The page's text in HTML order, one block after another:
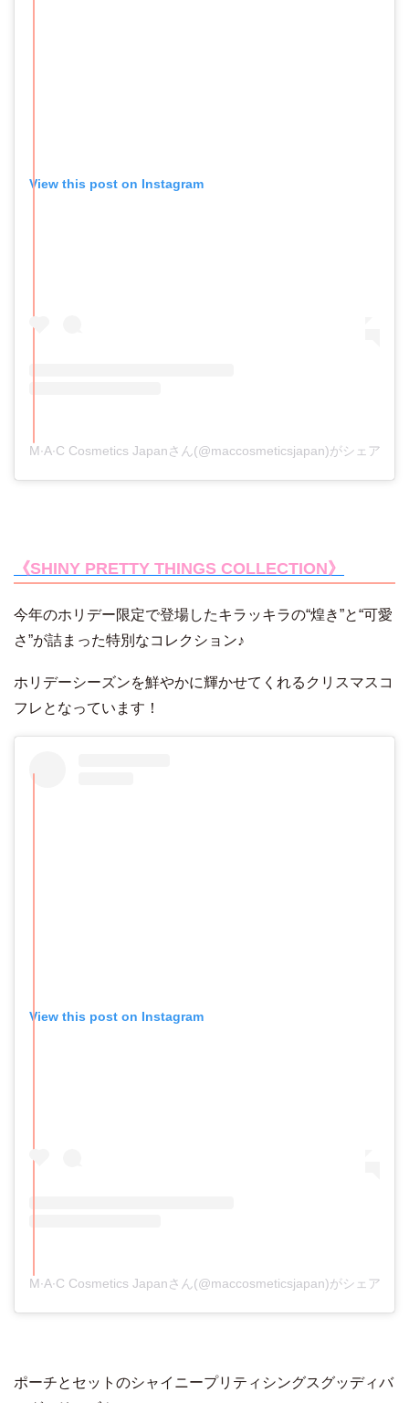
View this post on Instagram
M∙A∙C Cosmetics Japanさん(@maccosmeticsjapan)がシェアし
《SHINY PRETTY THINGS COLLECTION》
今年のホリデー限定で登場したキラッキラの“煌き”と“可愛
さ”が詰まった特別なコレクション♪
ホリデーシーズンを鮮やかに輝かせてくれるクリスマスコ
フレとなっています！
View this post on Instagram
M∙A∙C Cosmetics Japanさん(@maccosmeticsjapan)がシェアし
ポーチとセットのシャイニープリティシングスグッディバ